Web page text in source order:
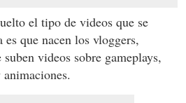
el tipo de videos que se
es que nacen los vloggers,
videos sobre gameplays,